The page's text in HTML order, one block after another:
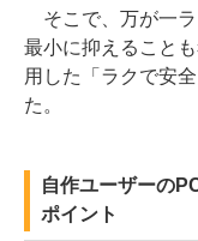
そこで、万が一ラ
最小に抑えること
用した「ラクで安
た。
自作ユーザーの
ポイント